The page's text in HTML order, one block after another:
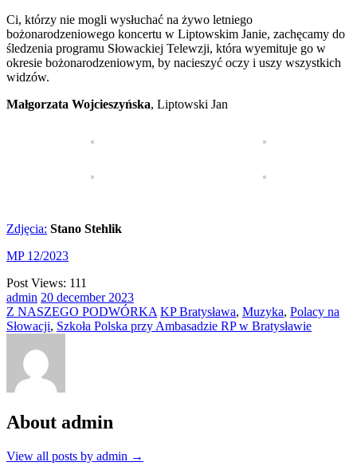
Ci, którzy nie mogli wysłuchać na żywo letniego
bożonarodzeniowego koncertu w Liptowskim Janie, zachęcamy do
śledzenia programu Słowackiej Telewzji, która wyemituje go w
okresie bożonarodzeniowym, by nacieszyć oczy i uszy wszystkich
widzów.
Małgorzata Wojcieszyńska, Liptowski Jan
Zdjęcia: Stano Stehlik
MP 12/2023
Post Views: 111
admin 20 december 2023
Z NASZEGO PODWÓRKA KP Bratysława, Muzyka, Polacy na
Słowacji, Szkoła Polska przy Ambasadzie RP w Bratysławie
About admin
View all posts by admin →